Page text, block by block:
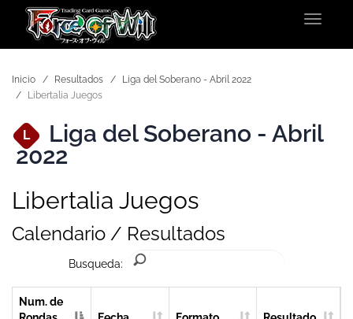
Toggle
Inicio Resultados
Liga del Soberano - Abril 2022
Libertalia Juegos
L Liga del Soberano - Abril
2022
Libertalia Juegos
Calendario / Resultados
Busqueda:
Num. de